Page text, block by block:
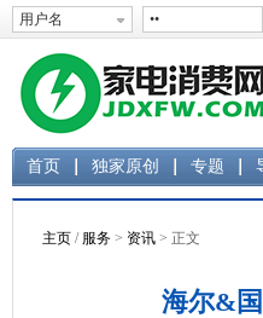
首页 独家原创 专题
主页 / 服务 > 资讯 > 正文
海尔&